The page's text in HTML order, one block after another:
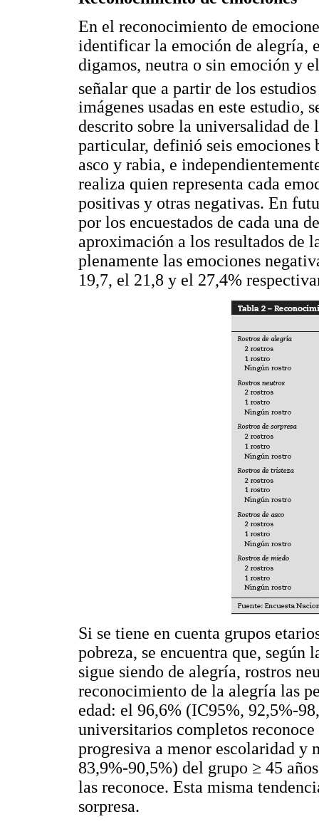
En el reconocimiento de
identificar la emoción de alegría,
digamos, neutra o sin emoción y
señalar que a partir de los
imágenes usadas en este estudio,
descrito sobre la universalidad de
particular, definió seis emociones
asco y rabia, e
realiza quien representa cada
positivas y otras negativas. En
por los encuestados de cada una
aproximación a los resultados de
plenamente las emociones
19,7, el 21,8 y el 27,4%
Si se tiene en cuenta grupos
pobreza, se encuentra que,
sigue siendo de alegría, rostros
reconocimiento de la alegría las
edad: el 96,6% (IC95%, 92,5%-
universitarios completos
progresiva a menor escolaridad y
83,9%-90,5%) del grupo ≥ 45
las reconoce. Esta misma
sorpresa.